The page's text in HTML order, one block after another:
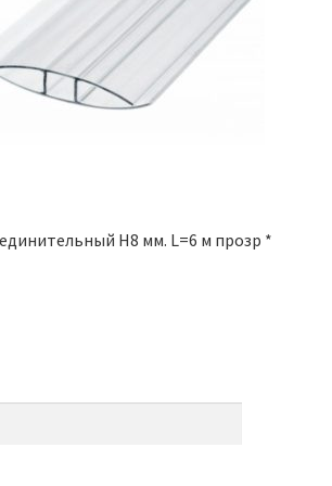
Н8 мм. L=6 м прозр *